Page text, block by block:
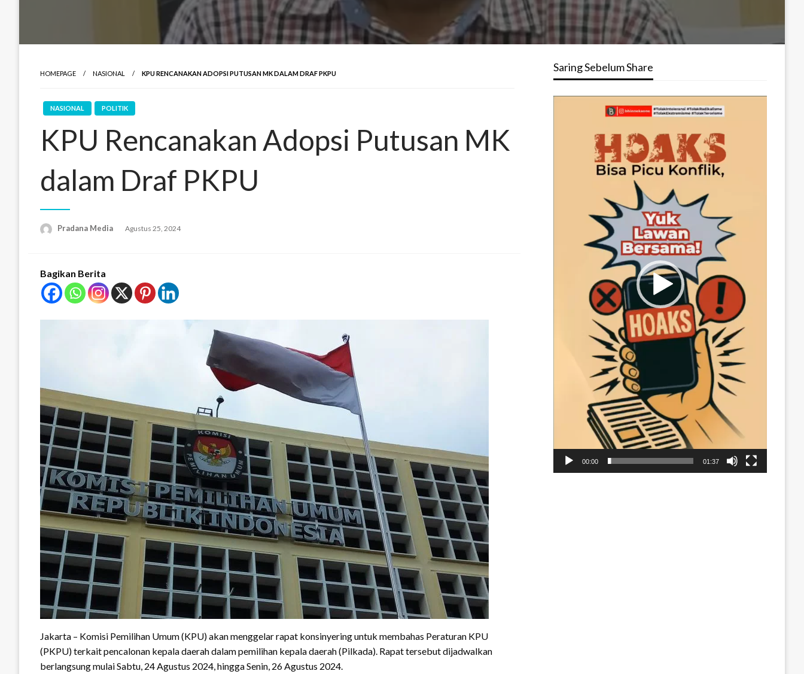
HOMEPAGE NASIONAL KPU RENCANAKAN ADOPSI PUTUSAN MK DALAM DRAF PKPU
NASIONAL POLITIK
KPU Rencanakan Adopsi Putusan MK
dalam Draf PKPU
Pradana Media Agustus 25, 2024
Bagikan Berita
Jakarta – Komisi Pemilihan Umum (KPU) akan menggelar rapat konsinyering untuk membahas Peraturan KPU
(PKPU) terkait pencalonan kepala daerah dalam pemilihan kepala daerah (Pilkada). Rapat tersebut dijadwalkan
berlangsung mulai Sabtu, 24 Agustus 2024, hingga Senin, 26 Agustus 2024.
Saring Sebelum Share
00:00 01:37